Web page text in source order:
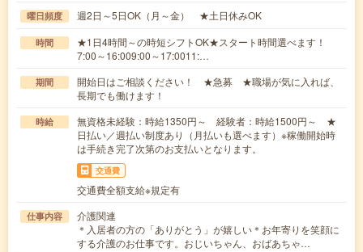
曜日頻度 週2日～5日OK（月～金） ★土日休みOK
時間
★1日4時間～の時短シフトOK★スタート時間選べます！
7:00～16:009:00～17:0011:…
期間
開始日はご相談ください！ ★急募 ★職場が気に入れば、
長期でも働けます！
時給
無資格未経験：時給1350円～ 経験者：時給1500円～ ★
日払い／週払い制度あり（月払いも選べます）※稼働開始時
は手続き完了次第のお支払いとなります。
交通費
交通費全額支給※規定有
仕事内容
介護関連
＊入居者の方の「ありがとう」が嬉しい＊お年寄りを笑顔に
する介護のお仕事です。おじいちゃん、おばあちゃ…